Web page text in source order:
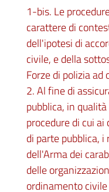
1-bis. Le
carattere di
dell'ipotesi di
civile, e della
Forze di polizia
2. Al fine di
pubblica, in
procedure di cui
di parte pubblica,
dell'Arma dei
delle
ordinamento